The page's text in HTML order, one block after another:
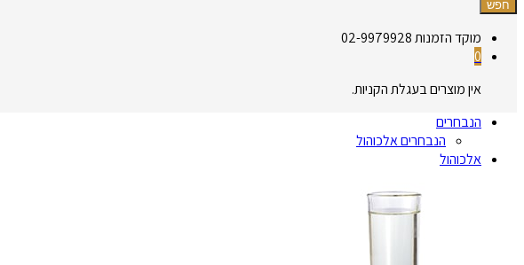
חפש
מוקד הזמנות02-9979928
0
אין מוצרים בעגלת הקניות.
הנבחרים
הנבחרים אלכוהול
אלכוהול